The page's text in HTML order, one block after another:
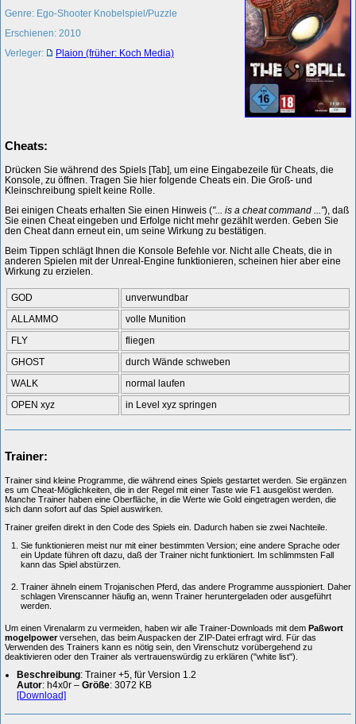
Genre: Ego-Shooter Knobelspiel/Puzzle
Erschienen: 2010
Verleger:
Plaion (früher: Koch Media)
Cheats:
Drücken Sie während des Spiels [Tab], um eine Eingabezeile für Cheats, die
Konsole, zu öffnen. Tragen Sie hier folgende Cheats ein. Die Groß- und
Kleinschreibung spielt keine Rolle.
Bei einigen Cheats erhalten Sie einen Hinweis ("... is a cheat command ..."), daß
Sie einen Cheat eingeben und Erfolge nicht mehr gezählt werden. Geben Sie
den Cheat dann erneut ein, um seine Wirkung zu bestätigen.
Beim Tippen schlägt Ihnen die Konsole Befehle vor. Nicht alle Cheats, die in
anderen Spielen mit der Unreal-Engine funktionieren, scheinen hier aber eine
Wirkung zu erzielen.
GOD
unverwundbar
ALLAMMO
volle Munition
FLY
fliegen
GHOST
durch Wände schweben
WALK
normal laufen
OPEN xyz
in Level xyz springen
Trainer:
Trainer sind kleine Programme, die während eines Spiels gestartet werden. Sie ergänzen
es um Cheat-Möglichkeiten, die in der Regel mit einer Taste wie F1 ausgelöst werden.
Manche Trainer haben eine Oberfläche, in die Werte wie Gold eingetragen werden, die
sich dann sofort auf das Spiel auswirken.
Trainer greifen direkt in den Code des Spiels ein. Dadurch haben sie zwei Nachteile.
Sie funktionieren meist nur mit einer bestimmten Version; eine andere Sprache oder
ein Update führen oft dazu, daß der Trainer nicht funktioniert. Im schlimmsten Fall
kann das Spiel abstürzen.
Trainer ähneln einem Trojanischen Pferd, das andere Programme ausspioniert. Daher
schlagen Virenscanner häufig an, wenn Trainer heruntergeladen oder ausgeführt
werden.
Um einen Virenalarm zu vermeiden, haben wir alle Trainer-Downloads mit dem Paßwort
mogelpowerversehen, das beim Auspacken der ZIP-Datei erfragt wird. Für das
Verwenden des Trainers kann es nötig sein, den Virenschutz vorübergehend zu
deaktivieren oder den Trainer als vertrauenswürdig zu erklären ("white list").
Beschreibung: Trainer +5, für Version 1.2
Autor: h4x0r – Größe: 3072 KB
[Download]